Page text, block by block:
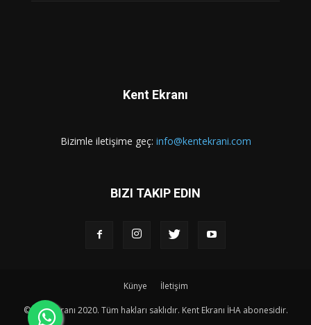
Kent Ekranı
Bizimle iletişime geç: info@kentekrani.com
BIZI TAKIP EDIN
Künye İletişim
© Kent Ekranı 2020. Tüm hakları saklıdır. Kent Ekranı İHA abonesidir.